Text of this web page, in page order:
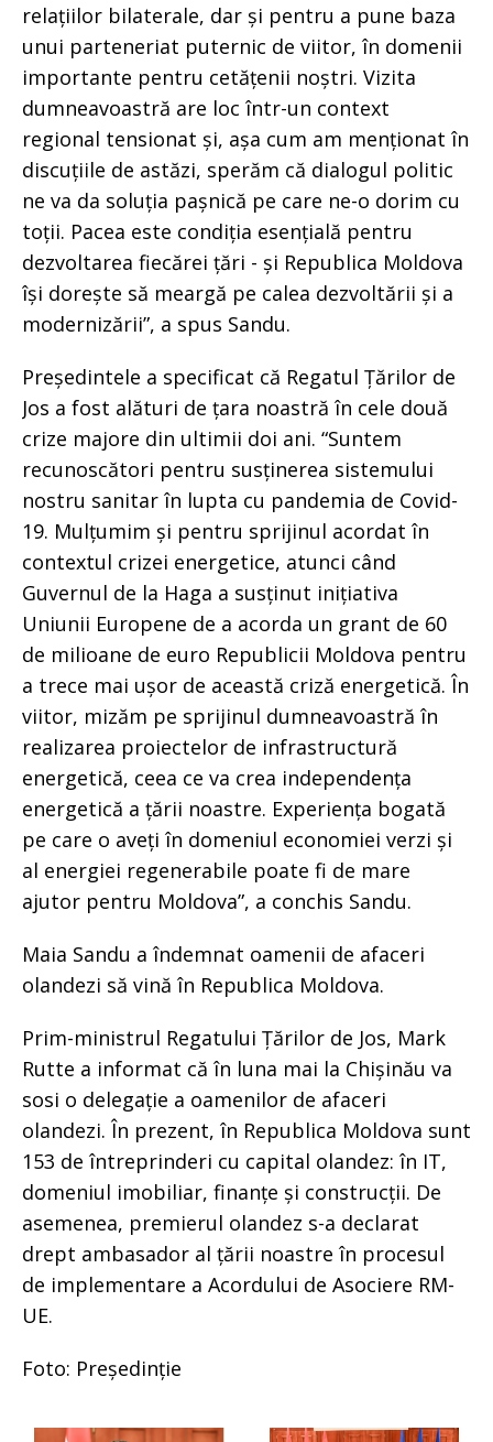
relațiilor bilaterale, dar și pentru a pune baza
unui parteneriat puternic de viitor, în domenii
importante pentru cetățenii noștri. Vizita
dumneavoastră are loc într-un context
regional tensionat și, așa cum am menționat în
discuțiile de astăzi, sperăm că dialogul politic
ne va da soluția pașnică pe care ne-o dorim cu
toții. Pacea este condiția esențială pentru
dezvoltarea fiecărei țări - și Republica Moldova
își dorește să meargă pe calea dezvoltării și a
modernizării”, a spus Sandu.
Președintele a specificat că Regatul Țărilor de
Jos a fost alături de țara noastră în cele două
crize majore din ultimii doi ani. “Suntem
recunoscători pentru susținerea sistemului
nostru sanitar în lupta cu pandemia de Covid-
19. Mulțumim și pentru sprijinul acordat în
contextul crizei energetice, atunci când
Guvernul de la Haga a susținut inițiativa
Uniunii Europene de a acorda un grant de 60
de milioane de euro Republicii Moldova pentru
a trece mai ușor de această criză energetică. În
viitor, mizăm pe sprijinul dumneavoastră în
realizarea proiectelor de infrastructură
energetică, ceea ce va crea independența
energetică a țării noastre. Experiența bogată
pe care o aveți în domeniul economiei verzi și
al energiei regenerabile poate fi de mare
ajutor pentru Moldova”, a conchis Sandu.
Maia Sandu a îndemnat oamenii de afaceri
olandezi să vină în Republica Moldova.
Prim-ministrul Regatului Țărilor de Jos, Mark
Rutte a informat că în luna mai la Chișinău va
sosi o delegație a oamenilor de afaceri
olandezi. În prezent, în Republica Moldova sunt
153 de întreprinderi cu capital olandez: în IT,
domeniul imobiliar, finanțe și construcții. De
asemenea, premierul olandez s-a declarat
drept ambasador al țării noastre în procesul
de implementare a Acordului de Asociere RM-
UE.
Foto: Președinție